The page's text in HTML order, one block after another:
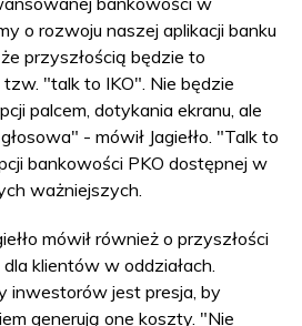
o rozwoju naszej aplikacji banku
przyszłością będzie to
"talk to IKO". Nie będzie
palcem, dotykania ekranu, ale
- mówił Jagiełło. "Talk to
bankowości PKO dostępnej w
ważniejszych.
mówił również o przyszłości
klientów w oddziałach.
inwestorów jest presja, by
generują one koszty. "Nie